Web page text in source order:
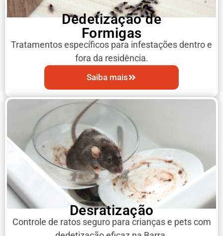
Dedetização de
Formigas
Tratamentos específicos para infestações dentro e
fora da residência.
Saiba mais
Desratização
Controle de ratos seguro para crianças e pets com